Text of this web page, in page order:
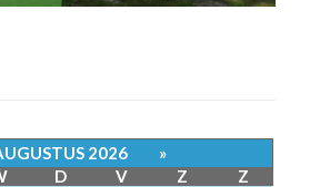
2026
»
D V Z
Z